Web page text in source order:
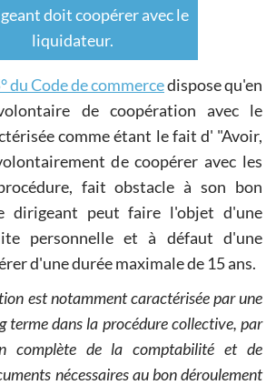
doit coopérer avec le
liquidateur.
du Code de commercedispose qu'en
de coopération avec le
comme étant le fait d' "Avoir,
de coopérer avec les
fait obstacle à son bon
dirigeant peut faire l'objet d'une
personnelle et à défaut d'une
d'une durée maximale de 15 ans.
est notamment caractérisée par une
terme dans la procédure collective, par
complète de la comptabilité et de
nécessaires au bon déroulement